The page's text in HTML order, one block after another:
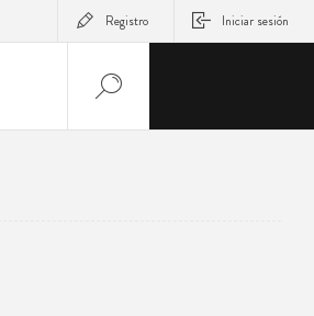
Registro Iniciar sesión